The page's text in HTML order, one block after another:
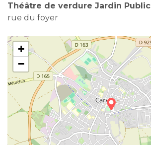
Théâtre de verdure Jardin Public
rue du foyer
+
−